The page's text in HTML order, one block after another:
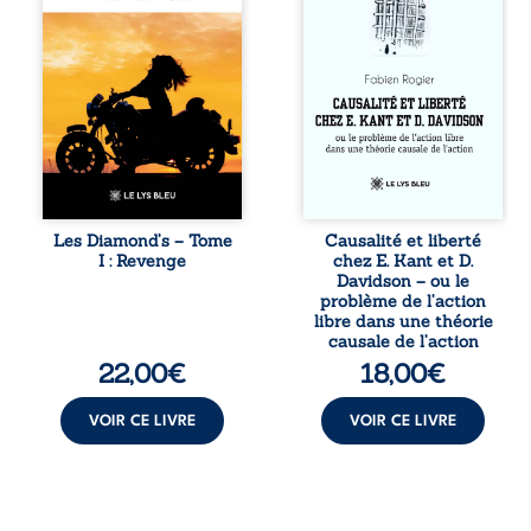
tout le pays. Rien
ne la prédestinait
à cette vie, mais
les épreuves ont
forgé une femme
dure, inaccessible
et résolue à ne
jamais dévoiler
ses faiblesses,
jusqu’à ce que le
croise sa route.
Chef d’une famille
de Nomads, Juan
Les Diamond’s – Tome
I : Revenge
22,00€
VOIR CE LIVRE
travers une
confrontation
entre les pensées
d’Emmanuel Kant
et de Donald
Davidson, cet
essai explore les
liens entre libre
déterminisme
responsabilité. De
la volonté
kantienne au
monisme anomal
de Davidson, il
interroge la
manière dont les
intentions et les
croyances
peuvent ...
Causalité et liberté
chez E. Kant et D.
Davidson – ou le
problème de l’action
libre dans une théorie
causale de l’action
18,00€
VOIR CE LIVRE